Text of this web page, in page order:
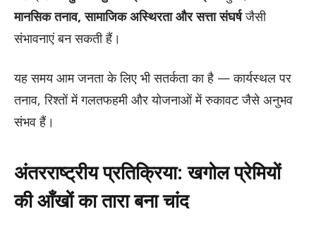
मानसिक तनाव, सामाजिक अस्थिरता और सत्ता संघर्षजैसी
संभावनाएं बन सकती हैं।
यह समय आम जनता के लिए भी सतर्कता का है — कार्यस्थल पर
तनाव, रिश्तों में गलतफहमी और योजनाओं में रुकावट जैसे अनुभव
संभव हैं।
अंतरराष्ट्रीय प्रतिक्रिया: खगोल प्रेमियों
की आँखों का तारा बना चांद